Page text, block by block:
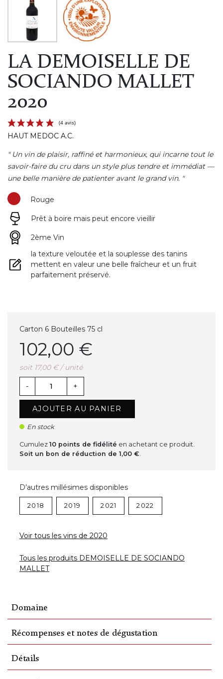
LA DEMOISELLE DE
SOCIANDO MALLET
2020
HAUT MEDOC A.C.
" Un vin de plaisir, raffiné et harmonieux, qui incarne tout le
savoir-faire du cru dans un style plus tendre et immédiat —
une belle manière de patienter avant le grand vin. "
Rouge
Prêt à boire mais peut encore vieillir
2ème Vin
la texture veloutée et la souplesse des tanins
mettent en valeur une belle fraîcheur et un fruit
parfaitement préservé.
Carton 6 Bouteilles 75 cl
102,00 €
soit 17,00 € / unité
- +
AJOUTER AU PANIER
En stock
Cumulez 10 points de fidélité en achetant ce produit.
Soit un bon de réduction de 1,00 €
D’autres millésimes disponibles
2018 2019 2021 2022
Voir tous les vins de 2020
Tous les produits DEMOISELLE DE SOCIANDO
MALLET
Domaine
Récompenses et notes de dégustation
Détails